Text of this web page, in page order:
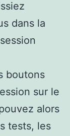
dans la
boutons
sur le
alors
tests, les